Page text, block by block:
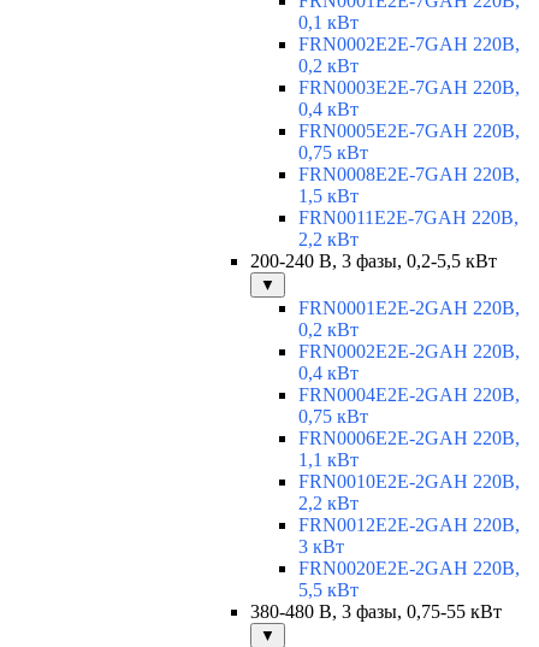
0,1 кВт
FRN0002E2E-7GAH 220В,
0,2 кВт
FRN0003E2E-7GAH 220В,
0,4 кВт
FRN0005E2E-7GAH 220В,
0,75 кВт
FRN0008E2E-7GAH 220В,
1,5 кВт
FRN0011E2E-7GAH 220В,
2,2 кВт
200-240 В, 3 фазы, 0,2-5,5 кВт
▼
FRN0001E2E-2GAH 220В,
0,2 кВт
FRN0002E2E-2GAH 220В,
0,4 кВт
FRN0004E2E-2GAH 220В,
0,75 кВт
FRN0006E2E-2GAH 220В,
1,1 кВт
FRN0010E2E-2GAH 220В,
2,2 кВт
FRN0012E2E-2GAH 220В,
3 кВт
FRN0020E2E-2GAH 220В,
5,5 кВт
380-480 В, 3 фазы, 0,75-55 кВт
▼